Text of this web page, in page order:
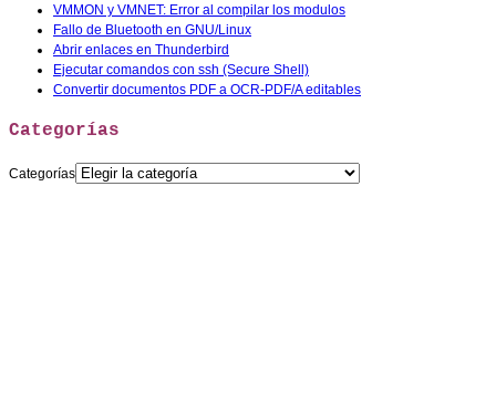
VMMON y VMNET: Error al compilar los modulos
Fallo de Bluetooth en GNU/Linux
Abrir enlaces en Thunderbird
Ejecutar comandos con ssh (Secure Shell)
Convertir documentos PDF a OCR-PDF/A editables
Categorías
Categorías